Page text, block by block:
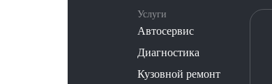
Услуги
Автосервис
Диагностика
Кузовной ремонт